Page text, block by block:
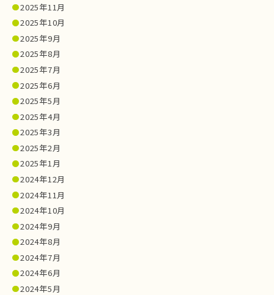
2025年11月
2025年10月
2025年9月
2025年8月
2025年7月
2025年6月
2025年5月
2025年4月
2025年3月
2025年2月
2025年1月
2024年12月
2024年11月
2024年10月
2024年9月
2024年8月
2024年7月
2024年6月
2024年5月